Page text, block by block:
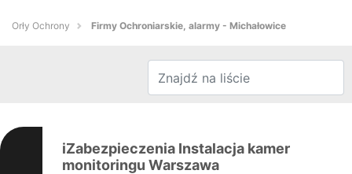
Orły Ochrony Firmy Ochroniarskie, alarmy - Michałowice
iZabezpieczenia Instalacja kamer
monitoringu Warszawa